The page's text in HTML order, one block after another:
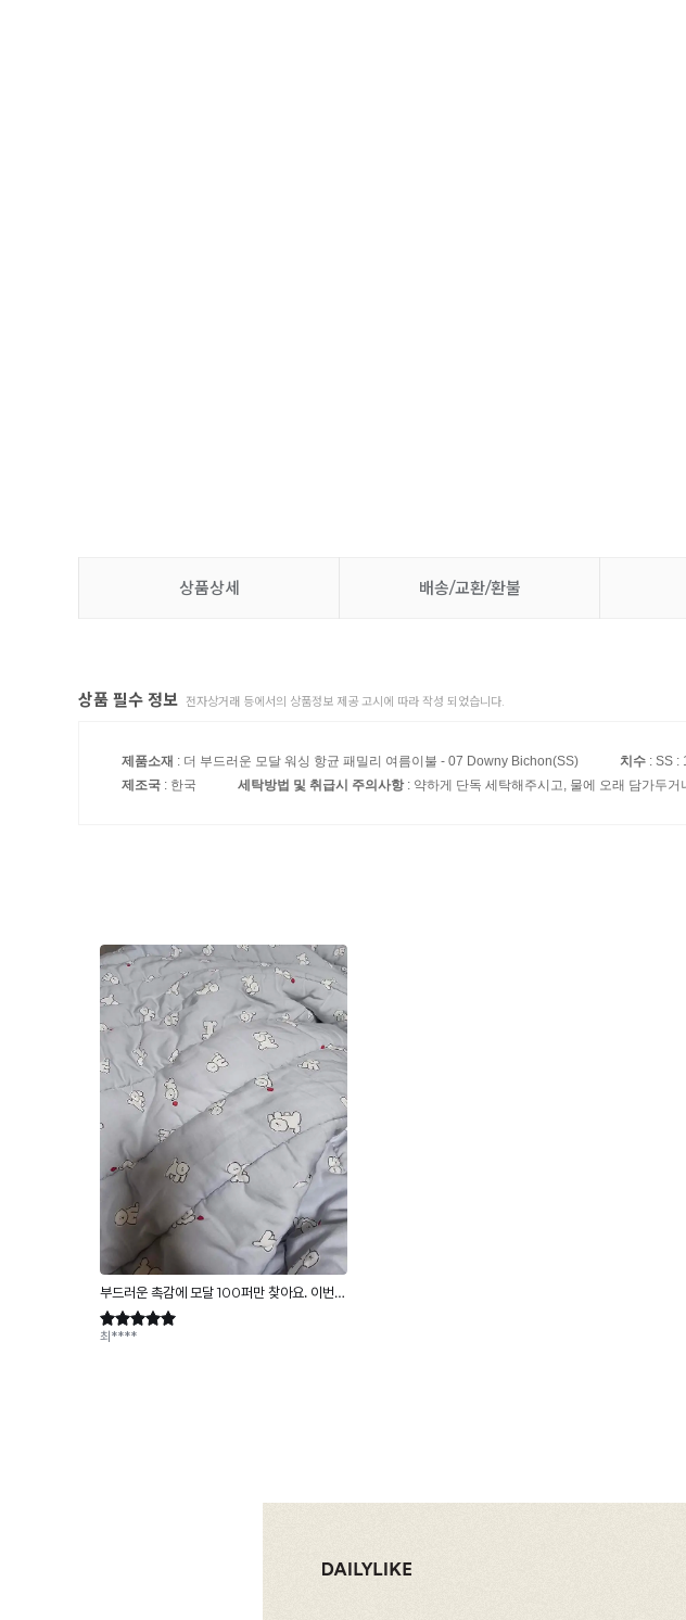
상품상세 배송/교환/환불
상품 필수 정보 전자상거래 등에서의 상품정보 제공 고시에 따라 작성 되었습니다.
제품소재 : 더 부드러운 모달 워싱 항균 패밀리 여름이불 - 07 Downy Bichon(SS) 치수 : SS :
제조국 : 한국 세탁방법 및 취급시 주의사항: 약하게 단독 세탁해주시고, 물에 오래 담가두거